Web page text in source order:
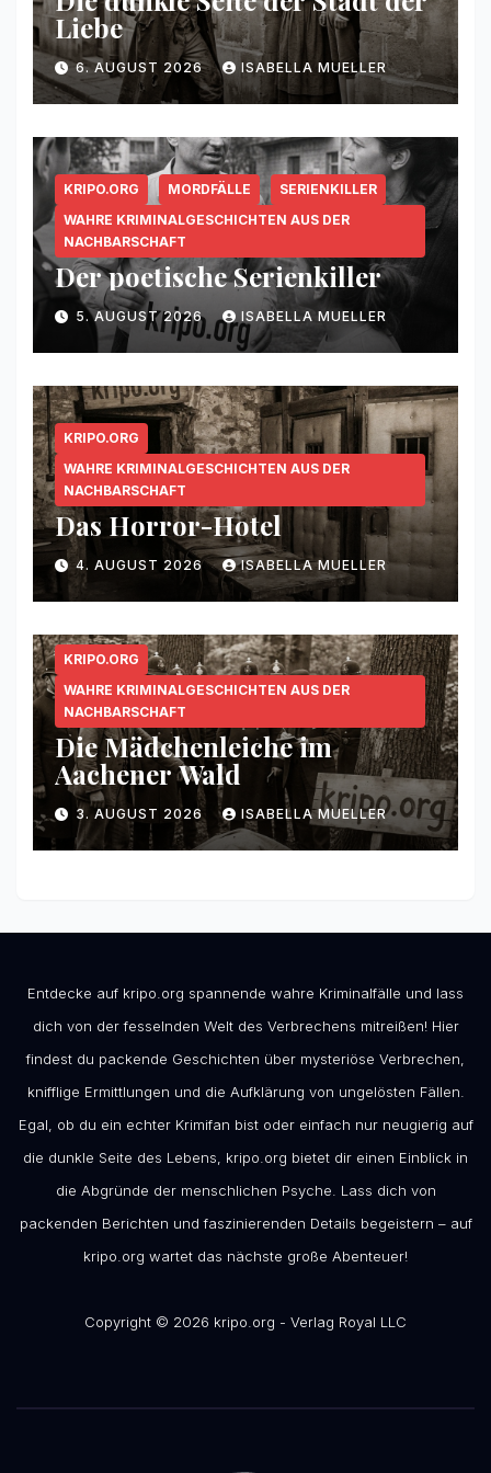
Liebe
6. AUGUST 2026 ISABELLA MUELLER
KRIPO.ORG MORDFÄLLE
SERIENKILLER
WAHRE KRIMINALGESCHICHTEN AUS DER
NACHBARSCHAFT
Der poetische Serienkiller
5. AUGUST 2026 ISABELLA MUELLER
KRIPO.ORG
WAHRE KRIMINALGESCHICHTEN AUS DER
NACHBARSCHAFT
Das Horror-Hotel
4. AUGUST 2026 ISABELLA MUELLER
KRIPO.ORG
WAHRE KRIMINALGESCHICHTEN AUS DER
NACHBARSCHAFT
Die Mädchenleiche im
Aachener Wald
3. AUGUST 2026 ISABELLA MUELLER
Entdecke auf kripo.org spannende wahre Kriminalfälle und lass
dich von der fesselnden Welt des Verbrechens mitreißen! Hier
findest du packende Geschichten über mysteriöse Verbrechen,
knifflige Ermittlungen und die Aufklärung von ungelösten Fällen.
Egal, ob du ein echter Krimifan bist oder einfach nur neugierig auf
die dunkle Seite des Lebens, kripo.org bietet dir einen Einblick in
die Abgründe der menschlichen Psyche. Lass dich von
packenden Berichten und faszinierenden Details begeistern – auf
kripo.org wartet das nächste große Abenteuer!
Copyright © 2026 kripo.org - Verlag Royal LLC